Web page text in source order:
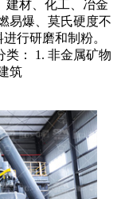
建材、化工、冶金
易爆、莫氏硬度不
行研磨和制粉。
类： 1. 非金属矿物
筑